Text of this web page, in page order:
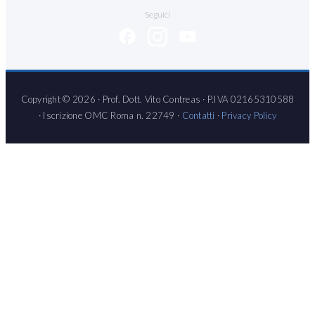
Seguici
Copyright © 2026 · Prof. Dott. Vito Contreas · P.IVA 02165310588
· Iscrizione OMC Roma n. 22749 · Contatti · Privacy Policy